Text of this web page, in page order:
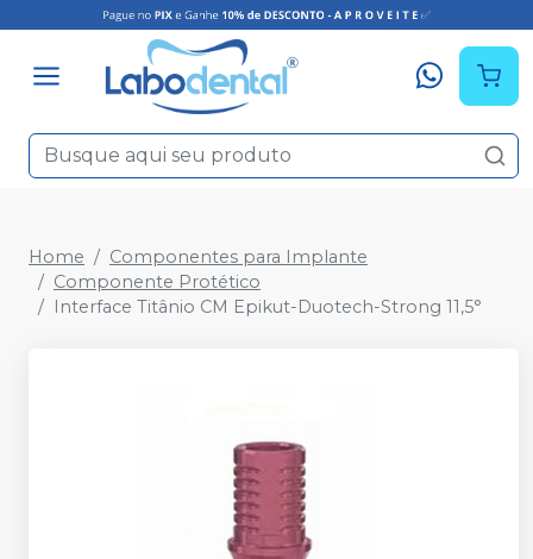
Home
Componentes para Implante
Componente Protético
Interface Titânio CM Epikut-Duotech-Strong 11,5°